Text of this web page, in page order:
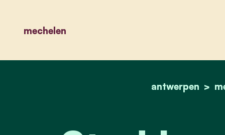
mechelen
antwerpen